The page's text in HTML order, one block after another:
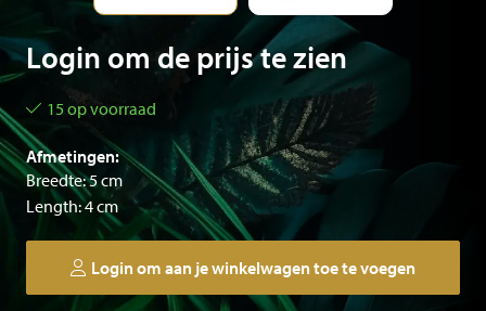
Login om de prijs te zien
15 op voorraad
Afmetingen:
Breedte: 5 cm
Length: 4 cm
Login om aan je winkelwagen toe te voegen